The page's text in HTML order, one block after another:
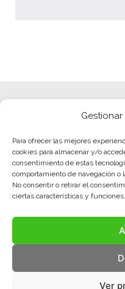
Para ofrecer las mejores
cookies para almacenar y/o
consentimiento de estas
comportamiento de navegación o
No consentir o retirar el
ciertas características y funciones.
Ver